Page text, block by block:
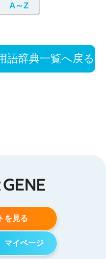
A～Z
語辞典一覧へ戻る
を見る
マイページ